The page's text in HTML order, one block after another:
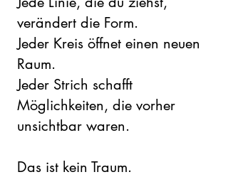
verändert die Form.
Jeder Kreis öffnet einen neuen
Raum.
Jeder Strich schafft
Möglichkeiten, die vorher
unsichtbar waren.
Das ist kein Traum.